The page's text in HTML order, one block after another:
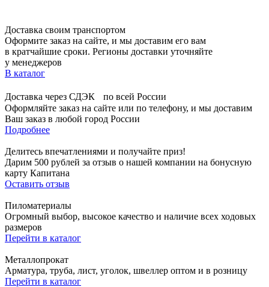
Доставка своим транспортом
Оформите заказ на сайте, и мы доставим его вам
в кратчайшие сроки. Регионы доставки уточняйте
у менеджеров
В каталог
Доставка через СДЭК по всей России
Оформляйте заказ на сайте или по телефону, и мы доставим
Ваш заказ в любой город России
Подробнее
Делитесь впечатлениями и получайте приз!
Дарим 500 рублей за отзыв о нашей компании на бонусную
карту Капитана
Оставить отзыв
Пиломатериалы
Огромный выбор, высокое качество и наличие всех ходовых
размеров
Перейти в каталог
Металлопрокат
Арматура, труба, лист, уголок, швеллер оптом и в розницу
Перейти в каталог